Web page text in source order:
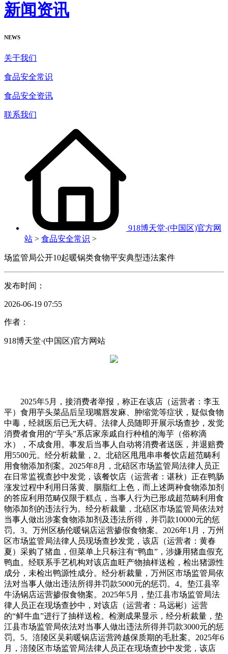
新闻资讯
NEWS
关于我们
食品安全常识
食品安全资讯
联系我们
918博天堂·(中国区)官方网
站 > 食品安全常识 >
场监管局公开10起暖锅类食物平安典型违法案件
发布时间：
2026-06-19 07:55
作者：
918博天堂·(中国区)官方网站
2025年5月，接消费者举报，称正在该店（运营者：李玉
平）食用芋头菜品后呈现嘴唇发麻、肿缩觉等症状，疑似食物
中毒，经就医后已无大碍。法律人员随即开展示场查抄，发觉
消费者食用的“芋头”系店家亲戚自行种植的海芋（俗称滴
水），不成食用。事发后当事人自动将消费者送医，并退赔费
用5500元。经分析裁量，2。北碚区甩甩串串餐饮店超范畴利
用食物添加剂案。2025年8月，北碚区市场监管局法律人员正
在日常监视查抄中发觉，该餐饮店（运营者：谌秋）正在鸭肠
涨发过程中利用日落黄、胭脂红上色，而上述两种食物添加剂
的答应利用范畴仅限于糕点，当事人行为已形成超范畴利用食
物添加剂的违法行为。经分析裁量，北碚区市场监管局依法对
当事人做出涉案食物添加剂及违法所得，并罚款10000元的惩
罚。3。万州区杨伦暖锅店运营掺假食物案。2026年1月，万州
区市场监管局法律人员现场查抄发觉，该店（运营者：黄春
夏）采购了猪血，但菜单上只标注有“鸭血”，涉嫌用猪血假充
鸭血。经联系手艺机构对该店血旺产物抽样送检，检出猪源性
成分，未检出鸭源性成分。经分析裁量，万州区市场监管局依
法对当事人做出违法所得并罚款5000元的惩罚。4。垫江县宰
牛汤锅店运营掺假食物案。2025年5月，垫江县市场监管局法
律人员正在现场查抄中，对该店（运营者：马远彬）运营
的“鲜牛血”进行了抽样送检。检测成果显示，经分析裁量，垫
江县市场监管局依法对当事人做出违法所得并罚款3000元的惩
罚。5。涪陵区吴莉暖锅店运营跨越保质期的毛肚案。2025年6
月，涪陵区市场监管局法律人员正在现场查抄中发觉，该店